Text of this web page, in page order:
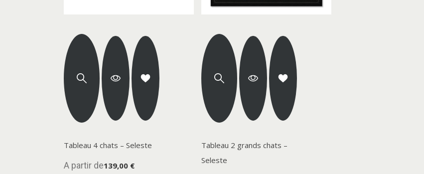
Tableau 4 chats – Seleste
A partir de139,00 €
Tableau 2 grands chats –
Seleste